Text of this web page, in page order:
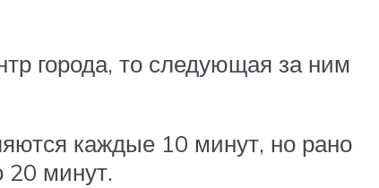
города, то следующая за ним
каждые 10 минут, но рано
20 минут.